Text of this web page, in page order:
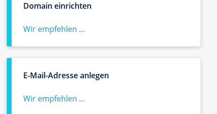
Domain einrichten
Wir empfehlen ...
E-Mail-Adresse anlegen
Wir empfehlen ...